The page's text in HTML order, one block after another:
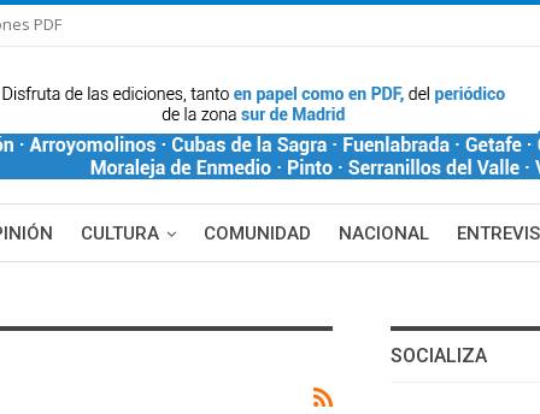
PDF
CULTURA COMUNIDAD NACIONAL
SOCIALIZA